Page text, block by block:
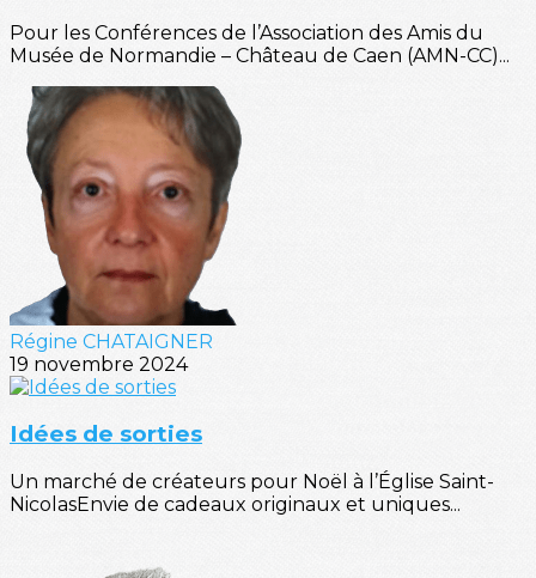
Pour les Conférences de l’Association des Amis du
Musée de Normandie – Château de Caen (AMN-CC)...
Régine CHATAIGNER
19 novembre 2024
Idées de sorties
Un marché de créateurs pour Noël à l’Église Saint-
NicolasEnvie de cadeaux originaux et uniques...